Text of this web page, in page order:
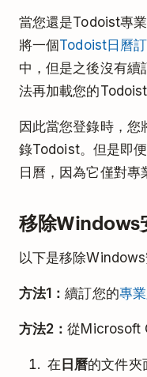
當您還是Todoist專
將一個Todoist日曆
中，但是之後沒有
法再加載您的Todoist
因此當您登錄時，您
錄Todoist。但是即
日曆，因為它僅對專
移除Windows
以下是移除Windows
方法1：續訂您的專
方法2：從Microsoft
在 日曆的文件夾